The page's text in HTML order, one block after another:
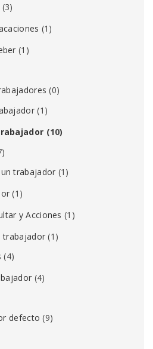
(3)
(1)
(1)
(0)
(1)
(10)
trabajador (1)
(1)
y Acciones (1)
trabajador (1)
(4)
(4)
defecto (9)